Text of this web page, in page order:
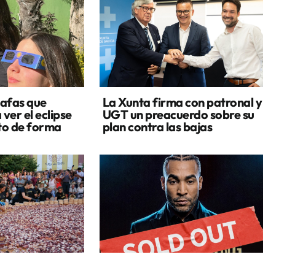
que
el eclipse
de forma
La Xunta firma con patronal y
UGT un preacuerdo sobre su
plan contra las bajas